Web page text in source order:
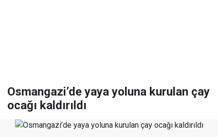
Osmangazi’de yaya yoluna kurulan çay
ocağı kaldırıldı